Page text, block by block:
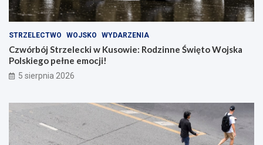
STRZELECTWO WOJSKO WYDARZENIA
Czwórbój Strzelecki w Kusowie: Rodzinne Święto Wojska
Polskiego pełne emocji!
5 sierpnia 2026